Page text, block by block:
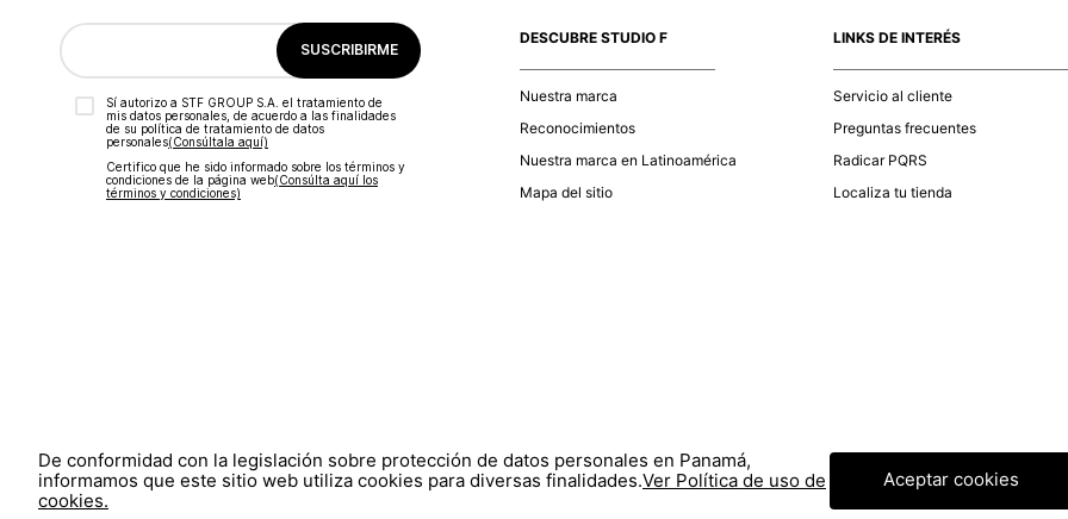
tu
SUSCRIBIRME
Sí autorizo a STF GROUP S.A. el tratamiento de
mis datos personales, de acuerdo a las finalidades
de su política de tratamiento de datos
personales‎(Consúltala aquí)
Certifico que he sido informado sobre los términos y
condiciones de la página web‎(Consúlta aquí los
términos y condiciones)
DESCUBRE STUDIO F
Nuestra marca
Reconocimientos
Nuestra marca en Latinoamérica
Mapa del sitio
LINKS DE INTERÉS
Servicio al cliente
Preguntas frecuentes
Radicar PQRS
Localiza tu tienda
© COPYRIGHT 2020 STF GROUP S.A. TODOS LOS DERECHOS RESERVADOS.
De conformidad con la legislación sobre protección de datos personales en Panamá,
informamos que este sitio web utiliza cookies para diversas finalidades.Ver Política de uso de
cookies.
Aceptar cookies